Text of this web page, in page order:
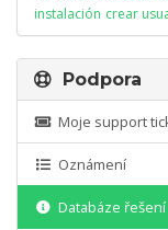
instalación crear
Podpora
Moje support
Oznámení
Databáze řešení